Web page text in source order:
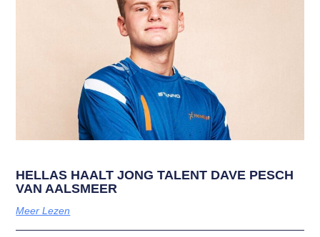
HELLAS HAALT JONG TALENT DAVE PESCH
VAN AALSMEER
Meer Lezen